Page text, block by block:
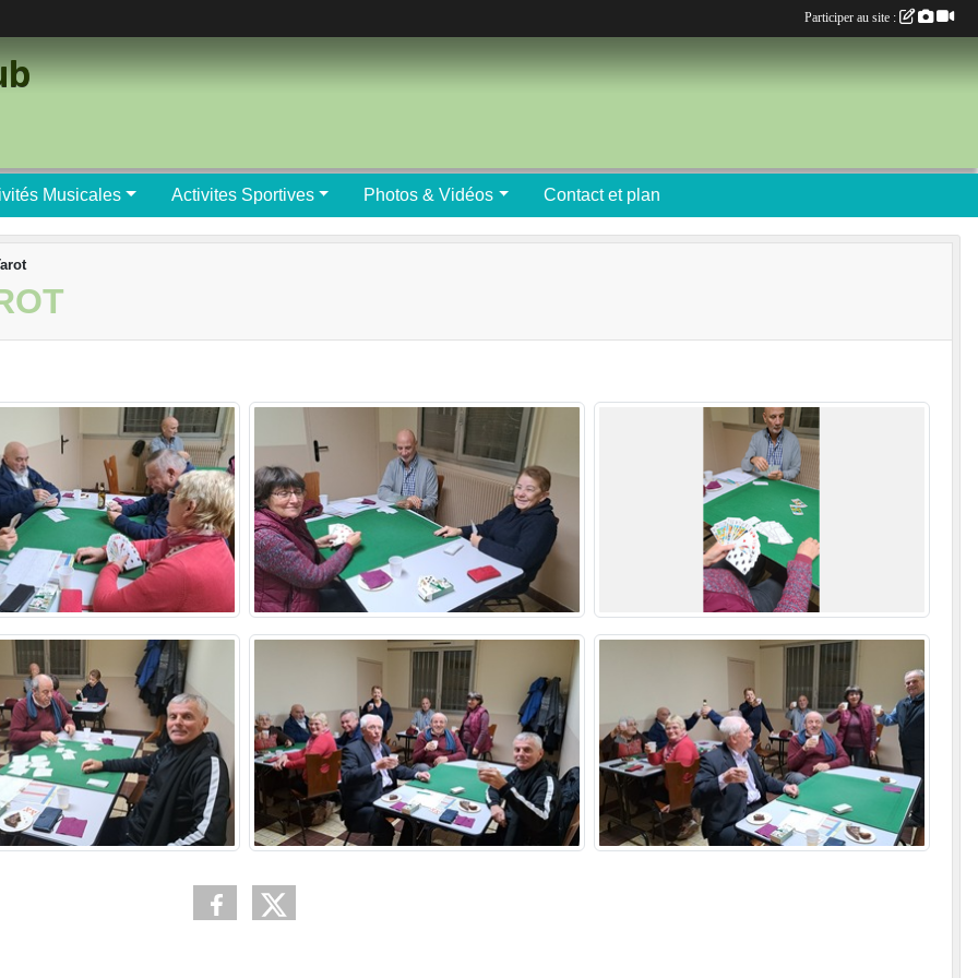
Musicales Activites Sportives Photos & Vidéos Contact et plan
Participer au site :